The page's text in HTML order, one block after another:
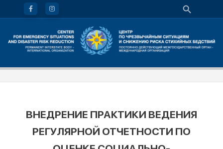
ВНЕДРЕНИЕ ПРАКТИКИ ВЕДЕНИЯ
РЕГУЛЯРНОЙ ОТЧЕТНОСТИ ПО